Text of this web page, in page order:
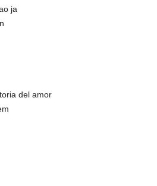
ja
del amor